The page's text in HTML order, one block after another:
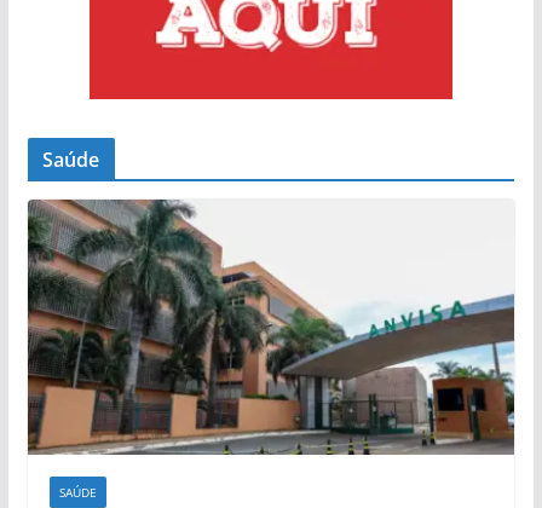
Saúde
SAÚDE